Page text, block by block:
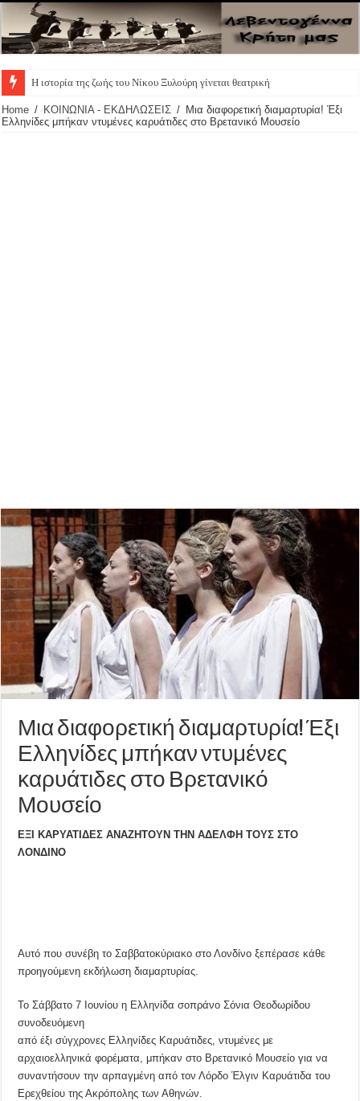
Η ιστορία της ζωής του Νίκου Ξυλούρη γίνεται θεατρική παράσταση – Οι π
Home / ΚΟΙΝΩΝΙΑ - ΕΚΔΗΛΩΣΕΙΣ / Μια διαφορετική διαμαρτυρία! Έξι
Ελληνίδες μπήκαν ντυμένες καρυάτιδες στο Βρετανικό Μουσείο
Μια διαφορετική διαμαρτυρία! Έξι
Ελληνίδες μπήκαν ντυμένες
καρυάτιδες στο Βρετανικό
Μουσείο
EΞΙ ΚΑΡΥΑΤΙΔΕΣ ΑΝΑΖΗΤΟΥΝ ΤΗΝ ΑΔΕΛΦΗ ΤΟΥΣ ΣΤΟ
ΛΟΝΔΙΝΟ
Αυτό που συνέβη το Σαββατοκύριακο στο Λονδίνο ξεπέρασε κάθε
προηγούμενη εκδήλωση διαμαρτυρίας.
Το Σάββατο 7 Ιουνίου η Ελληνίδα σοπράνο Σόνια Θεοδωρίδου
συνοδευόμενη
από έξι σύγχρονες Ελληνίδες Καρυάτιδες, ντυμένες με
αρχαιοελληνικά φορέματα, μπήκαν στο Βρετανικό Μουσείο για να
συναντήσουν την αρπαγμένη από τον Λόρδο Έλγιν Καρυάτιδα του
Ερεχθείου της Ακρόπολης των Αθηνών.